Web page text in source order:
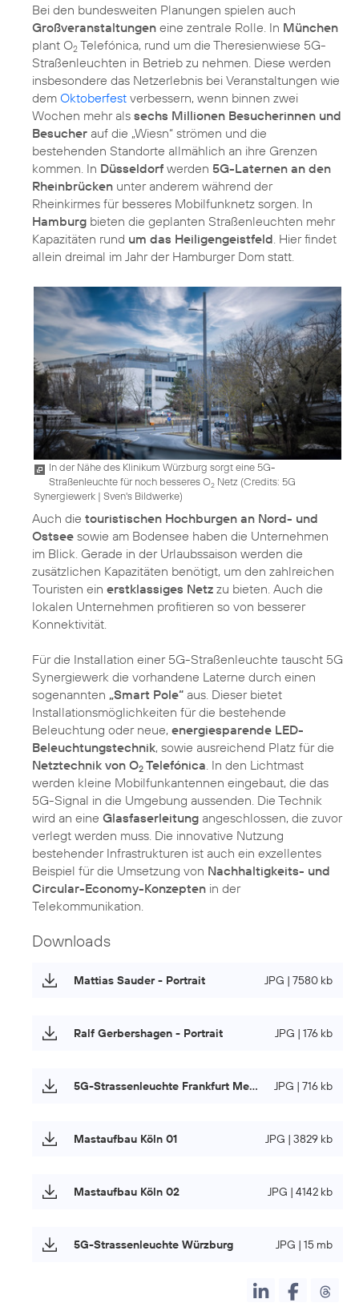
Bei den bundesweiten Planungen spielen auch
Großveranstaltungen eine zentrale Rolle. In München
plant O2 Telefónica, rund um die Theresienwiese 5G-
Straßenleuchten in Betrieb zu nehmen. Diese werden
insbesondere das Netzerlebnis bei Veranstaltungen wie
dem Oktoberfest verbessern, wenn binnen zwei
Wochen mehr als sechs Millionen Besucherinnen und
Besucher auf die „Wiesn“ strömen und die
bestehenden Standorte allmählich an ihre Grenzen
kommen. In Düsseldorf werden 5G-Laternen an den
Rheinbrücken unter anderem während der
Rheinkirmes für besseres Mobilfunknetz sorgen. In
Hamburg bieten die geplanten Straßenleuchten mehr
Kapazitäten rund um das Heiligengeistfeld . Hier findet
allein dreimal im Jahr der Hamburger Dom statt.
In der Nähe des Klinikum Würzburg sorgt eine 5G-
Straßenleuchte für noch besseres O2 Netz (Credits: 5G
Synergiewerk | Sven's Bildwerke)
Auch die touristischen Hochburgen an Nord- und
Ostsee sowie am Bodensee haben die Unternehmen
im Blick. Gerade in der Urlaubssaison werden die
zusätzlichen Kapazitäten benötigt, um den zahlreichen
Touristen ein erstklassiges Netz zu bieten. Auch die
lokalen Unternehmen profitieren so von besserer
Konnektivität.
Für die Installation einer 5G-Straßenleuchte tauscht 5G
Synergiewerk die vorhandene Laterne durch einen
sogenannten „Smart Pole“ aus. Dieser bietet
Installationsmöglichkeiten für die bestehende
Beleuchtung oder neue, energiesparende LED-
Beleuchtungstechnik, sowie ausreichend Platz für die
Netztechnik von O2 Telefónica. In den Lichtmast
werden kleine Mobilfunkantennen eingebaut, die das
5G-Signal in die Umgebung aussenden. Die Technik
wird an eine Glasfaserleitung angeschlossen, die zuvor
verlegt werden muss. Die innovative Nutzung
bestehender Infrastrukturen ist auch ein exzellentes
Beispiel für die Umsetzung von Nachhaltigkeits- und
Circular-Economy-Konzepten in der
Telekommunikation.
Downloads
Mattias Sauder - Portrait JPG | 7580 kb
Ralf Gerbershagen - Portrait JPG | 176 kb
5G-Strassenleuchte Frankfurt Messe JPG | 716 kb
Mastaufbau Köln 01 JPG | 3829 kb
Mastaufbau Köln 02 JPG | 4142 kb
5G-Strassenleuchte Würzburg JPG | 15 mb